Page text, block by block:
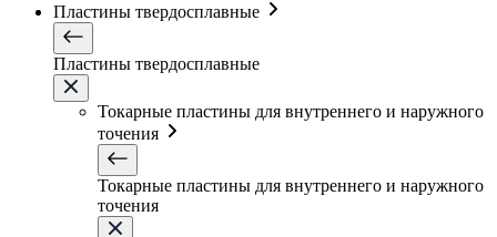
Пластины твердосплавные
Пластины твердосплавные
Токарные пластины для внутреннего и наружного
точения
Токарные пластины для внутреннего и наружного
точения